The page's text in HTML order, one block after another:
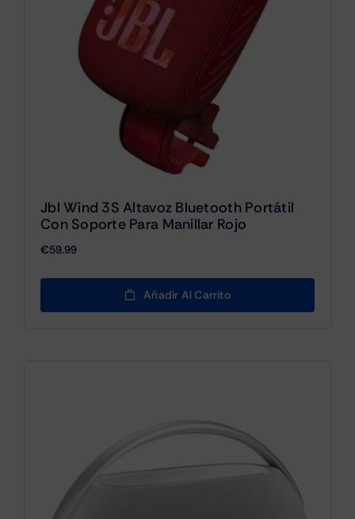
Jbl Wind 3S Altavoz Bluetooth Portátil
Con Soporte Para Manillar Rojo
€59.99
Añadir Al Carrito